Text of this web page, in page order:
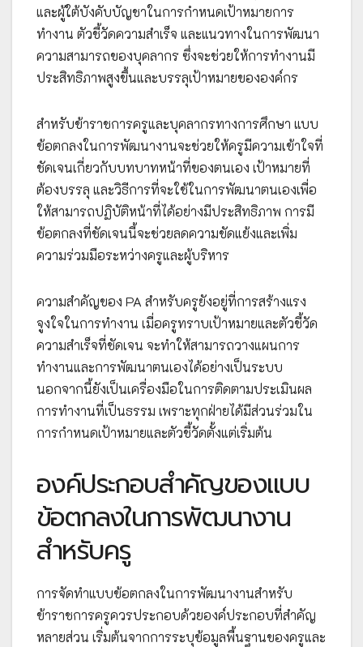
และผู้ใต้บังคับบัญชาในการกำหนดเป้าหมายการ
ทำงาน ตัวชี้วัดความสำเร็จ และแนวทางในการพัฒนา
ความสามารถของบุคลากร ซึ่งจะช่วยให้การทำงานมี
ประสิทธิภาพสูงขึ้นและบรรลุเป้าหมายขององค์กร
สำหรับข้าราชการครูและบุคลากรทางการศึกษา แบบ
ข้อตกลงในการพัฒนางานจะช่วยให้ครูมีความเข้าใจที่
ชัดเจนเกี่ยวกับบทบาทหน้าที่ของตนเอง เป้าหมายที่
ต้องบรรลุ และวิธีการที่จะใช้ในการพัฒนาตนเองเพื่อ
ให้สามารถปฏิบัติหน้าที่ได้อย่างมีประสิทธิภาพ การมี
ข้อตกลงที่ชัดเจนนี้จะช่วยลดความขัดแย้งและเพิ่ม
ความร่วมมือระหว่างครูและผู้บริหาร
ความสำคัญของ PA สำหรับครูยังอยู่ที่การสร้างแรง
จูงใจในการทำงาน เมื่อครูทราบเป้าหมายและตัวชี้วัด
ความสำเร็จที่ชัดเจน จะทำให้สามารถวางแผนการ
ทำงานและการพัฒนาตนเองได้อย่างเป็นระบบ
นอกจากนี้ยังเป็นเครื่องมือในการติดตามประเมินผล
การทำงานที่เป็นธรรม เพราะทุกฝ่ายได้มีส่วนร่วมใน
การกำหนดเป้าหมายและตัวชี้วัดตั้งแต่เริ่มต้น
องค์ประกอบสำคัญของแบบ
ข้อตกลงในการพัฒนางาน
สำหรับครู
การจัดทำแบบข้อตกลงในการพัฒนางานสำหรับ
ข้าราชการครูควรประกอบด้วยองค์ประกอบที่สำคัญ
หลายส่วน เริ่มต้นจากการระบุข้อมูลพื้นฐานของครูและ